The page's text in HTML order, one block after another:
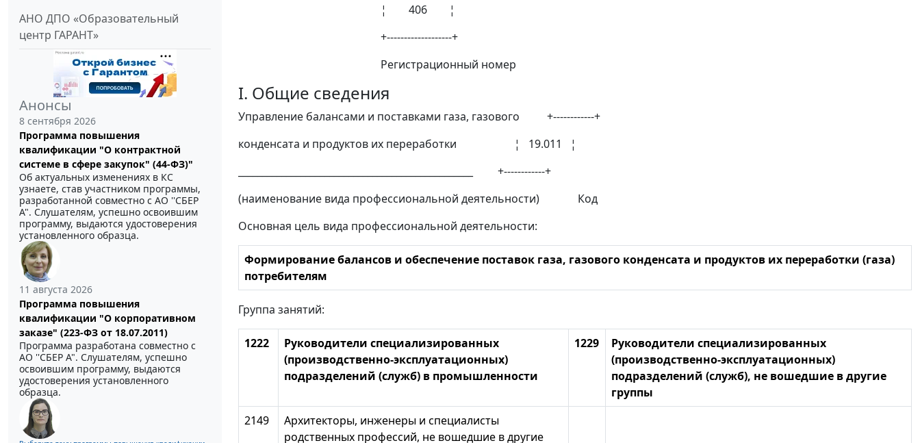
АНО ДПО «Образовательный
центр ГАРАНТ»
Анонсы
8 сентября 2026
Программа повышения
квалификации "О контрактной
системе в сфере закупок" (44-ФЗ)"
Об актуальных изменениях в КС
узнаете, став участником программы,
разработанной совместно с АО ''СБЕР
А". Слушателям, успешно освоившим
программу, выдаются удостоверения
установленного образца.
11 августа 2026
Программа повышения
квалификации "О корпоративном
заказе" (223-ФЗ от 18.07.2011)
Программа разработана совместно с
АО ''СБЕР А". Слушателям, успешно
освоившим программу, выдаются
удостоверения установленного
образца.
¦ 406 ¦
+-------------------+
Регистрационный номер
I. Общие сведения
Управление балансами и поставками газа, газового +------------+
конденсата и продуктов их переработки ¦ 19.011 ¦
_________________________________________________ +------------+
(наименование вида профессиональной деятельности) Код
Основная цель вида профессиональной деятельности:
Формирование балансов и обеспечение поставок газа, газового конденсата и продуктов их переработки (газа)
потребителям
Группа занятий:
1222
Руководители специализированных
(производственно-эксплуатационных)
подразделений (служб) в промышленности
1229
Руководители специализированных
(производственно-эксплуатационных)
подразделений (служб), не вошедшие в другие
группы
2149
Архитекторы, инженеры и специалисты
родственных профессий, не вошедшие в другие